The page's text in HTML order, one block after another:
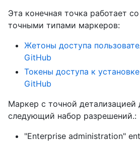
Эта конечная точка работает
точными типами маркеров:
Жетоны доступа
GitHub
Токены доступа к
GitHub
Маркер с точной
следующий набор разрешений.:
"Enterprise administration"